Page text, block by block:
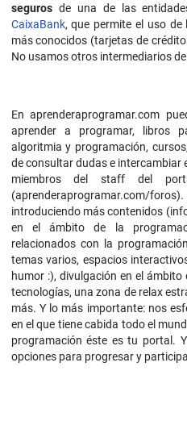
segurosde una de las
CaixaBank, que permite el uso de
más conocidos (tarjetas de
No usamos otros intermediarios
En aprenderaprogramar.com
aprender a programar, libros
algoritmia y programación,
de consultar dudas e intercambiar
miembros del staff del
(aprenderaprogramar.com/
introduciendo más contenidos
en el ámbito de la
relacionados con la
temas varios, espacios
humor :), divulgación en el
tecnologías, una zona de relax
más. Y lo más importante: nos
en el que tiene cabida todo el
programación éste es tu portal.
opciones para progresar y